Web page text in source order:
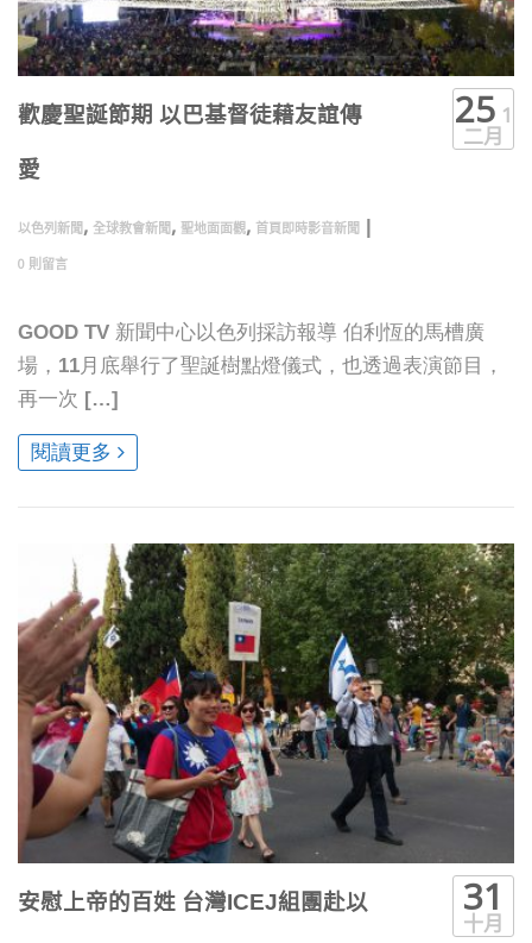
歡慶聖誕節期 以巴基督徒藉友誼傳
愛
以色列新聞 , 全球教會新聞 , 聖地面面觀, 首頁即時影音新聞 |
0 則留言
25 1
二月
GOOD TV 新聞中心以色列採訪報導 伯利恆的馬槽廣
場，11月底舉行了聖誕樹點燈儀式，也透過表演節目，
再一次 […]
閱讀更多
安慰上帝的百姓 台灣ICEJ組團赴以 31
十月